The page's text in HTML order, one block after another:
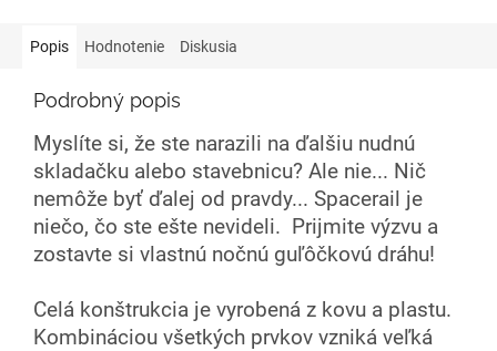
Popis Hodnotenie Diskusia
Podrobný popis
Myslíte si, že ste narazili na ďalšiu nudnú
skladačku alebo stavebnicu? Ale nie... Nič
nemôže byť ďalej od pravdy... Spacerail je
niečo, čo ste ešte nevideli. Prijmite výzvu a
zostavte si vlastnú nočnú guľôčkovú dráhu!
Celá konštrukcia je vyrobená z kovu a plastu.
Kombináciou všetkých prvkov vzniká veľká